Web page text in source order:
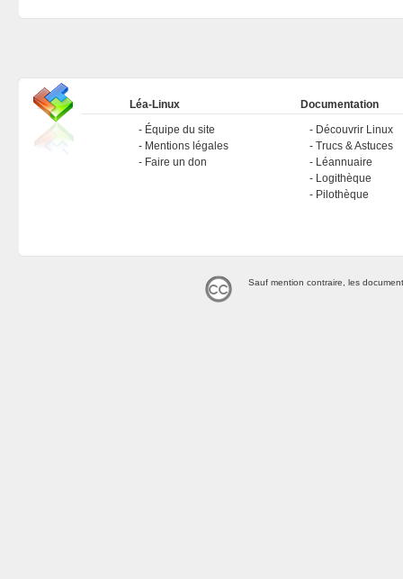
Léa-Linux
Équipe du site
Mentions légales
Faire un don
Documentation
Découvrir Linux
Trucs & Astuces
Léannuaire
Logithèque
Pilothèque
Sauf mention contraire, les